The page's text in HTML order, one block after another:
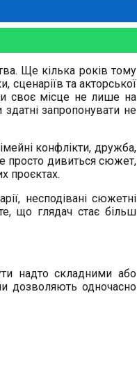
Ще кілька років тому
сценаріїв та акторської
своє місце не лише на
запропонувати не
конфлікти, дружба,
просто дивиться сюжет,
проєктах.
несподівані сюжетні
що глядач стає більш
надто складними або
дозволяють одночасно